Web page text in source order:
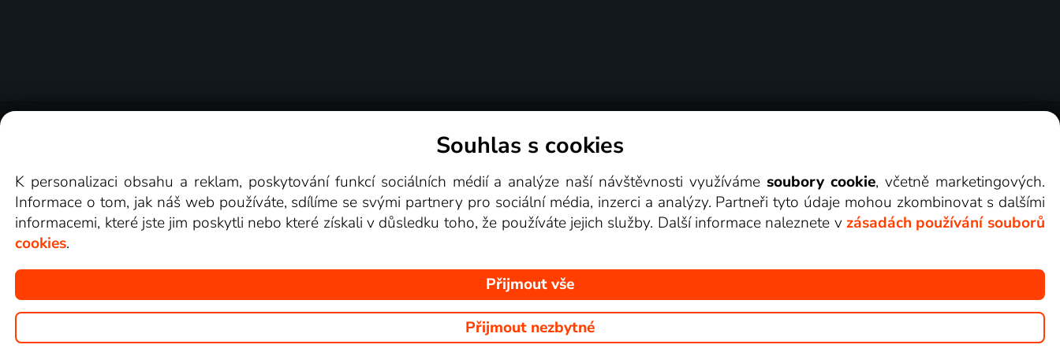
Videotéka
Souhlas s cookies
K personalizaci obsahu a reklam, poskytování funkcí sociálních médií a analýze naší návštěvnosti využívámesoubory cookie, včetně marketingových.
Informace o tom, jak náš web používáte, sdílíme se svými partnery pro sociální média, inzerci a analýzy. Partneři tyto údaje mohou zkombinovat s dalšími
informacemi, které jste jim poskytli nebo které získali v důsledku toho, že používáte jejich služby. Další informace naleznete v zásadách používání souborů
cookies.
Přijmout vše
Přijmout nezbytné